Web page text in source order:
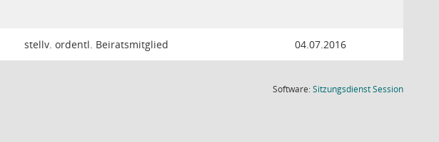
stellv. ordentl. Beiratsmitglied 04.07.2016
Software:SitzungsdienstSession(Wird in